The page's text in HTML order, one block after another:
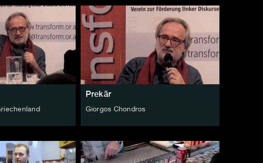
Prekär
Giorgos Chondros